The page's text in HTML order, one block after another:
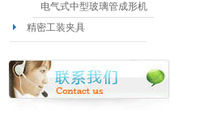
电气式中型玻璃管成形机
精密工装夹具